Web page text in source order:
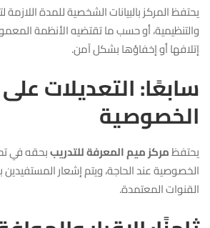
يحتفظ المركز بالبيانات الشخصية للمدة اللازمة
والتنظيمية، أو حسب ما تقتضيه الأنظمة
إتلافها أو إخفاؤها بشكل آمن.
سابعًا: التعديلات
الخصوصية
يحتفظمركز ميم المعرفة للتدريببحقه في
الخصوصية عند الحاجة، ويتم إشعار
القنوات المعتمدة.